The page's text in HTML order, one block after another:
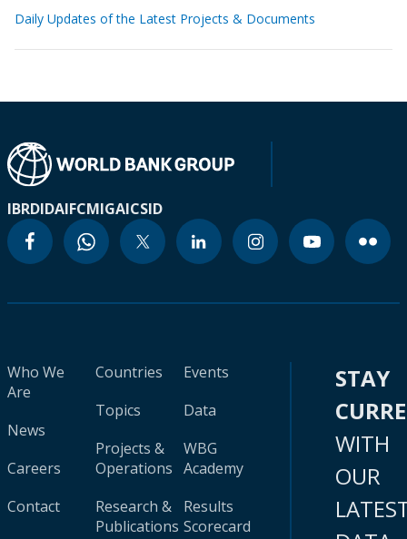
Daily Updates of the Latest Projects & Documents
IBRDIDAIFCMIGAICSID
Who We
Are
News
Careers
Contact
Countries
Topics
Projects &
Operations
Research &
Publications
Events
Data
WBG
Academy
Results
Scorecard
STAY
WITH
OUR